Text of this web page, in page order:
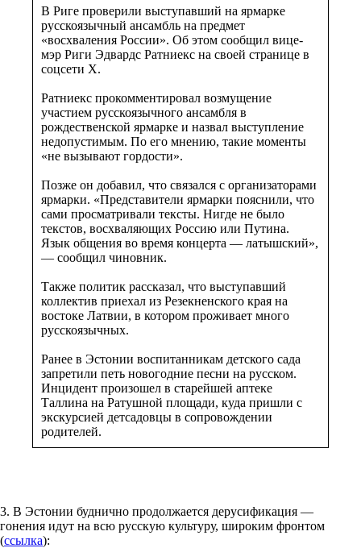
В Риге проверили выступавший на ярмарке
русскоязычный ансамбль на предмет
«восхваления России». Об этом сообщил вице-
мэр Риги Эдвардс Ратниекс на своей странице в
соцсети X.
Ратниекс прокомментировал возмущение
участием русскоязычного ансамбля в
рождественской ярмарке и назвал выступление
недопустимым. По его мнению, такие моменты
«не вызывают гордости».
Позже он добавил, что связался с организаторами
ярмарки. «Представители ярмарки пояснили, что
сами просматривали тексты. Нигде не было
текстов, восхваляющих Россию или Путина.
Язык общения во время концерта — латышский»,
— сообщил чиновник.
Также политик рассказал, что выступавший
коллектив приехал из Резекненского края на
востоке Латвии, в котором проживает много
русскоязычных.
Ранее в Эстонии воспитанникам детского сада
запретили петь новогодние песни на русском.
Инцидент произошел в старейшей аптеке
Таллина на Ратушной площади, куда пришли с
экскурсией детсадовцы в сопровождении
родителей.
3. В Эстонии буднично продолжается дерусификация —
гонения идут на всю русскую культуру, широким фронтом
(ссылка):